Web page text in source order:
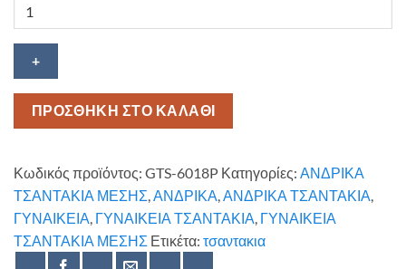
Moda
Italia
ΠΡΟΣΘΗΚΗ ΣΤΟ ΚΑΛΑΘΙ
Κωδικός προϊόντος: GTS-6018P Κατηγορίες: ΑΝΔΡΙΚΑ
ΤΣΑΝΤΑΚΙΑ ΜΕΣΗΣ,ΑΝΔΡΙΚΑ,ΑΝΔΡΙΚΑ ΤΣΑΝΤΑΚΙΑ,
ΓΥΝΑΙΚΕΙΑ, ΓΥΝΑΙΚΕΙΑ ΤΣΑΝΤΑΚΙΑ, ΓΥΝΑΙΚΕΙΑ
ΤΣΑΝΤΑΚΙΑ ΜΕΣΗΣ Ετικέτα: τσαντακια